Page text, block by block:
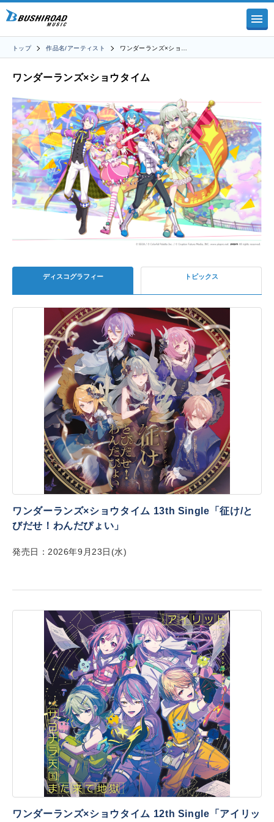
トップ 作品名/アーティスト ワンダーランズ×ショ…
ワンダーランズ×ショウタイム
ディスコグラフィー トピックス
ワンダーランズ×ショウタイム 13th Single「征け/と
びだせ！わんだぴょい」
発売日：2026年9月23日(水)
ワンダーランズ×ショウタイム 12th Single「アイリッ